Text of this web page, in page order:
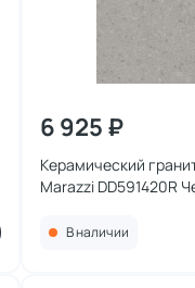
6 925 ₽
Керамический
Marazzi DD591420R
119,5x238,5x0,9
В наличии